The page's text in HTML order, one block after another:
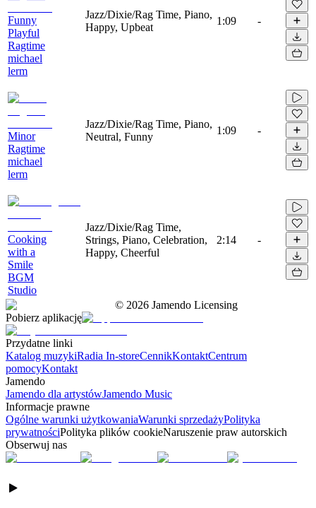
Funny
Playful
Ragtime
michael
lerm
Jazz/Dixie/Rag Time, Piano,
Happy, Upbeat
1:09 -
Minor
Ragtime
michael
lerm
Jazz/Dixie/Rag Time, Piano,
Neutral, Funny
1:09 -
Cooking
with a
Smile
BGM
Studio
Jazz/Dixie/Rag Time,
Strings, Piano, Celebration,
Happy, Cheerful
2:14 -
© 2026 Jamendo Licensing
Pobierz aplikację
Przydatne linki
Katalog muzykiRadia In-storeCennikKontaktCentrum
pomocyKontakt
Jamendo
Jamendo dla artystówJamendo Music
Informacje prawne
Ogólne warunki użytkowaniaWarunki sprzedażyPolityka
prywatnościPolityka plików cookieNaruszenie praw autorskich
Obserwuj nas